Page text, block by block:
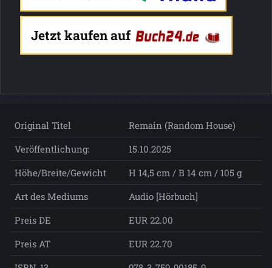
Jetzt kaufen auf
Original Titel
Remain (Random House)
Veröffentlichung:
15.10.2025
Höhe/Breite/Gewicht
H 14,5 cm / B 14 cm / 105 g
Art des Mediums
Audio [Hörbuch]
Preis DE
EUR 22.00
Preis AT
EUR 22.70